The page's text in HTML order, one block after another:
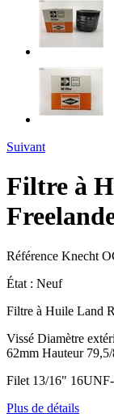
Suivant
Filtre à
Référence Knecht
État : Neuf
Filtre à Huile Land
Vissé Diamètre
62mm Hauteur
Filet 13/16"
Plus de détails